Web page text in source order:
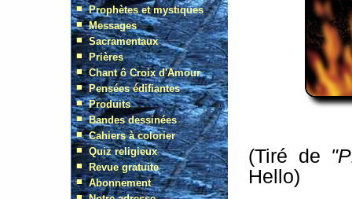
(Tiré de
Hello)